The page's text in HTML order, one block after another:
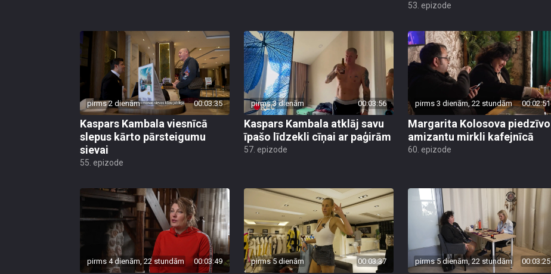
53. epizode
pirms 2 dienām 00:03:35
Kaspars Kambala viesnīcā
slepus kārto pārsteigumu
sievai
55. epizode
pirms 3 dienām 00:03:56
Kaspars Kambala atklāj savu
īpašo līdzekli cīņai ar paģirām
57. epizode
pirms 3 dienām, 22 stundām 00:02:51
Margarita Kolosova piedzīvo
amizantu mirkli kafejnīcā
60. epizode
pirms 4 dienām, 22 stundām 00:03:49 pirms 5 dienām 00:03:37 pirms 5 dienām, 22 stundām 00:03:25